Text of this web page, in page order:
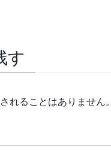
す
れることはありません。